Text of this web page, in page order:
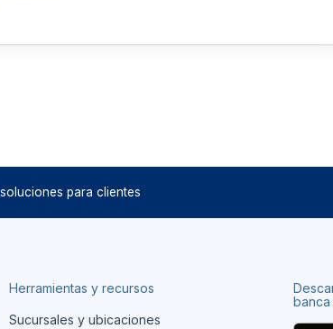
para clientes
Herramientas y recursos
Sucursales y ubicaciones